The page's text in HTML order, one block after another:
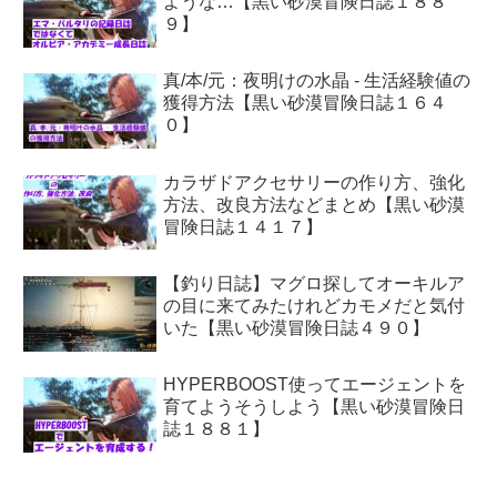
９】
真/本/元：夜明けの水晶 - 生活経験値の
獲得方法【黒い砂漠冒険日誌１６４
０】
カラザドアクセサリーの作り方、強化
方法、改良方法などまとめ【黒い砂漠
冒険日誌１４１７】
【釣り日誌】マグロ探してオーキルア
の目に来てみたけれどカモメだと気付
いた【黒い砂漠冒険日誌４９０】
HYPERBOOST使ってエージェントを
育てようそうしよう【黒い砂漠冒険日
誌１８８１】